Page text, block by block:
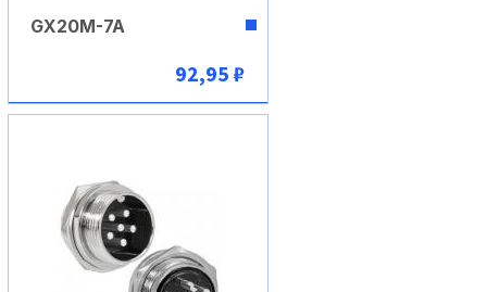
В корзину
GX20M-7A
92,95 ₽